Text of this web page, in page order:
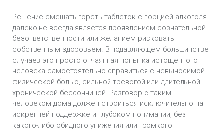
Решение смешать горсть таблеток с порцией алкоголя
далеко не всегда является проявлением сознательной
безответственности или желанием рисковать
собственным здоровьем. В подавляющем большинстве
случаев это просто отчаянная попытка истощенного
человека самостоятельно справиться с невыносимой
физической болью, сильной тревогой или длительной
хронической бессонницей. Разговор с таким
человеком дома должен строиться исключительно на
искренней поддержке и глубоком понимании, без
какого-либо обидного унижения или громкого